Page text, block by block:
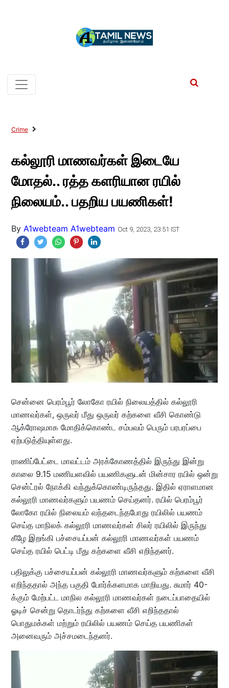
Crime
கல்லூரி மாணவர்கள் இடையே
மோதல்.. ரத்த களரியான ரயில்
நிலையம்.. பதறிய பயணிகள்!
By A1webteam A1webteam Oct 9, 2023, 23:51 IST
சென்னை பெரம்பூர் லோகோ ரயில் நிலையத்தில் கல்லூரி
மாணவர்கள், ஒருவர் மீது ஒருவர் கற்களை வீசி கொண்டு
ஆக்ரோஷமாக மோதிக்கொண்ட சம்பவம் பெரும் பரபரப்பை
ஏற்படுத்தியுள்ளது.
ராணிப்பேட்டை மாவட்டம் அரக்கோணத்தில் இருந்து இன்று
காலை 9.15 மணியளவில் பயணிகளுடன் மின்சார ரயில் ஒன்று
சென்ட்ரல் நோக்கி வந்துக்கொண்டிருந்தது. இதில் ஏராளமான
கல்லூரி மாணவர்களும் பயணம் செய்தனர். ரயில் பெரம்பூர்
லோகோ ரயில் நிலையம் வந்தடைந்தபோது ரயிலில் பயணம்
செய்த மாநிலக் கல்லூரி மாணவர்கள் சிலர் ரயிலில் இருந்து
கீழே இறங்கி பச்சையப்பன் கல்லூரி மாணவர்கள் பயணம்
செய்த ரயில் பெட்டி மீது கற்களை வீசி எறிந்தனர்.
பதிலுக்கு பச்சையப்பன் கல்லூரி மாணவர்களும் கற்களை வீசி
எறிந்ததால் அந்த பகுதி போர்க்களமாக மாறியது. சுமார் 40-
க்கும் மேற்பட்ட மாநில கல்லூரி மாணவர்கள் நடைப்பாதையில்
ஓடிச் சென்று தொடர்ந்து கற்களை வீசி எறிந்ததால்
பொதுமக்கள் மற்றும் ரயிலில் பயணம் செய்த பயணிகள்
அனைவரும் அச்சமடைந்தனர்.